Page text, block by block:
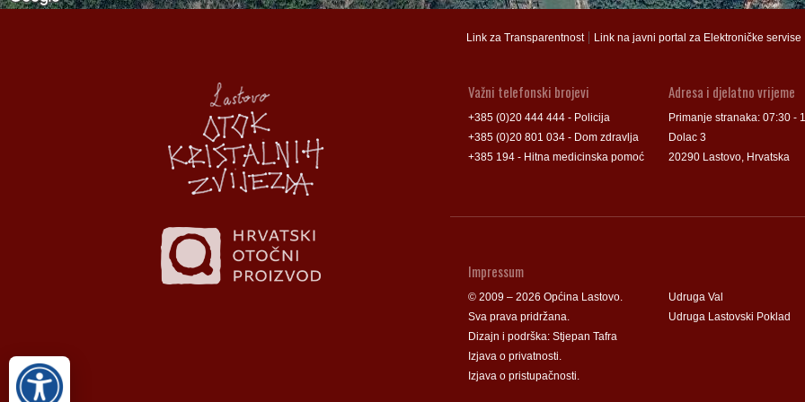
Link za Transparentnost| Link na javni portal za Elektroničke servise
Adresa i djelatno vrijeme
Primanje stranaka: 07:30 -
Dolac 3
20290 Lastovo, Hrvatska
Važni telefonski brojevi
+385 (0)20 444 444 - Policija
+385 (0)20 801 034 - Dom zdravlja
+385 194 - Hitna medicinska pomoć
Udruga Val
Udruga Lastovski Poklad
Impressum
© 2009 – 2026 Općina Lastovo.
Sva prava pridržana.
Dizajn i podrška: Stjepan Tafra
Izjava o privatnosti.
Izjava o pristupačnosti.